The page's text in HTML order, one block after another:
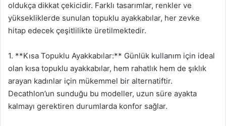
oldukça dikkat çekicidir. Farklı tasarımlar, renkler ve
yüksekliklerde sunulan topuklu ayakkabılar, her zevke
hitap edecek çeşitlilikte üretilmektedir.
1. **Kısa Topuklu Ayakkabılar:** Günlük kullanım için ideal
olan kısa topuklu ayakkabılar, hem rahatlık hem de şıklık
arayan kadınlar için mükemmel bir alternatiftir.
Decathlon’un sunduğu bu modeller, uzun süre ayakta
kalmayı gerektiren durumlarda konfor sağlar.